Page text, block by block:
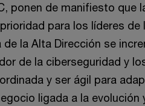
ponen de manifiesto que
para los líderes
de la Alta Dirección se
de la ciberseguridad y
y ser ágil para
ligada a la